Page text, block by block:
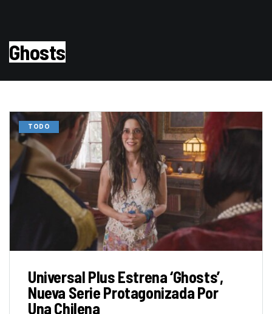
Ghosts
TODO
Universal Plus Estrena ‘Ghosts’,
Nueva Serie Protagonizada Por
Una Chilena